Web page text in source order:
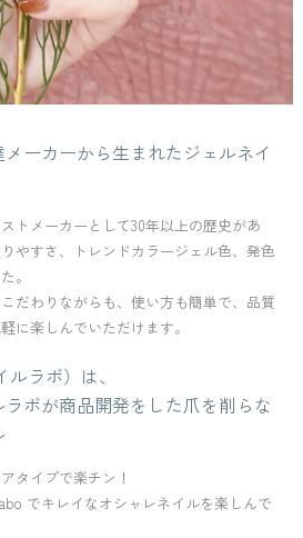
ーカーから生まれたジェルネイ
トメーカーとして30年以上の歴史があ
やすさ、トレンドカラージェル色、発色
。
だわりながらも、使い方も簡単で、品質
に楽しんでいただけます。
ラボ）は、
ボが商品開発をした爪を削らな
タイプで楽チン！
でキレイなオシャレネイルを楽しんで